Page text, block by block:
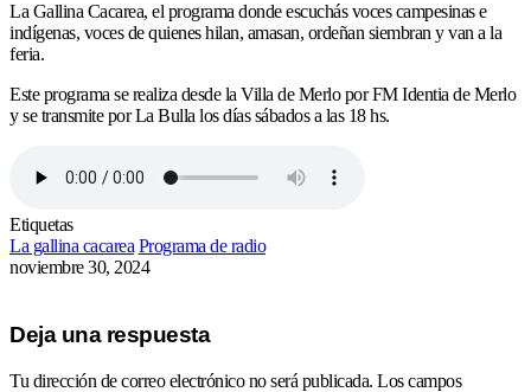
La Gallina Cacarea, el programa donde escuchás voces campesinas e
indígenas, voces de quienes hilan, amasan, ordeñan siembran y van a la
feria.
Este programa se realiza desde la Villa de Merlo por FM Identia de Merlo
y se transmite por La Bulla los días sábados a las 18 hs.
Etiquetas
La gallina cacarea Programa de radio
noviembre 30, 2024
Deja una respuesta
Tu dirección de correo electrónico no será publicada. Los campos